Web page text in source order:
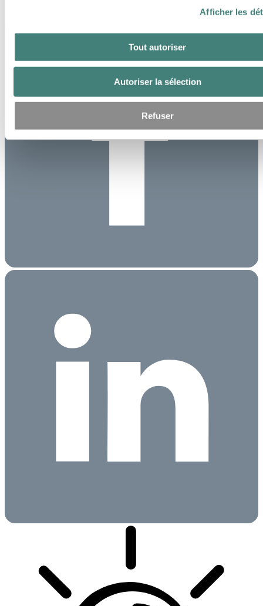
Afficher les
Tout autoriser
Autoriser la sélection
Refuser